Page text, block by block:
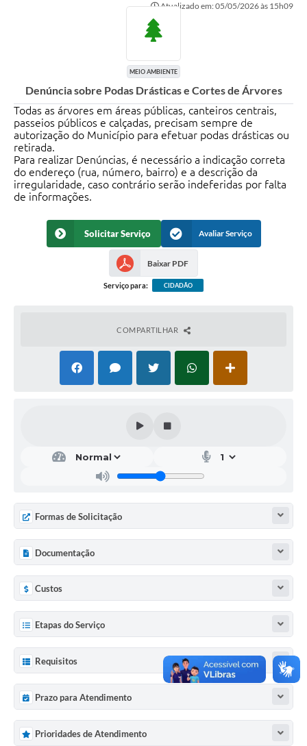
Atualizado em: 05/05/2026 às 15h09
MEIO AMBIENTE
Denúncia sobre Podas Drásticas e Cortes de Árvores
Todas as árvores em áreas públicas, canteiros centrais,
passeios públicos e calçadas, precisam sempre de
autorização do Município para efetuar podas drásticas ou
retirada.
Para realizar Denúncias, é necessário a indicação correta
do endereço (rua, número, bairro) e a descrição da
irregularidade, caso contrário serão indeferidas por falta
de informações.
Solicitar Serviço Avaliar Serviço
Baixar PDF
Serviço para: CIDADÃO
COMPARTILHAR
Formas de Solicitação
Documentação
Custos
Etapas do Serviço
Requisitos
Prazo para Atendimento
Prioridades de Atendimento